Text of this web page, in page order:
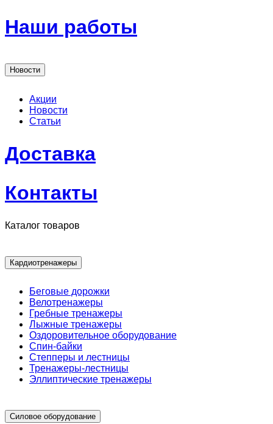
Наши работы
Новости
Акции
Новости
Статьи
Доставка
Контакты
Каталог товаров
Кардиотренажеры
Беговые дорожки
Велотренажеры
Гребные тренажеры
Лыжные тренажеры
Оздоровительное оборудование
Спин-байки
Степперы и лестницы
Тренажеры-лестницы
Эллиптические тренажеры
Силовое оборудование